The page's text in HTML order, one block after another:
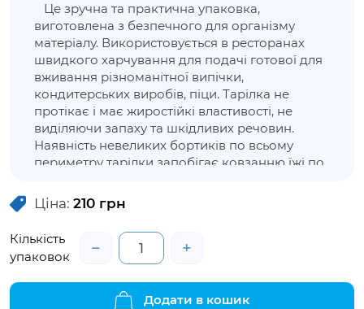
Це зручна та практична упаковка,
виготовлена з безпечного для організму
матеріалу. Використовується в ресторанах
швидкого харчування для подачі готової для
вживання різноманітної випічки,
кондитерських виробів, піци. Тарілка не
протікає і має жиростійкі властивості, не
виділяючи запаху та шкідливих речовин.
Наявність невеликих бортиків по всьому
периметру тарілки запобігає ковзанню їжі по
Ціна: 210 грн
Кількість
упаковок
− +
Додати в кошик